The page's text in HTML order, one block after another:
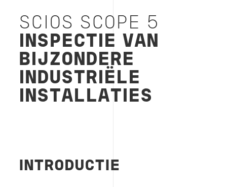
SCIOS SCOPE 5
INSPECTIE VAN
BIJZONDERE
INDUSTRIËLE
INSTALLATIES
INTRODUCTIE